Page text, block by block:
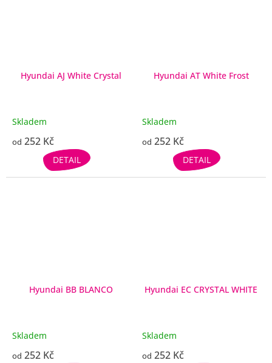
Hyundai AJ White Crystal
Skladem
od 252 Kč
DETAIL
Hyundai AT White Frost
Skladem
od 252 Kč
DETAIL
Hyundai BB BLANCO
Skladem
od 252 Kč
Hyundai EC CRYSTAL WHITE
Skladem
od 252 Kč